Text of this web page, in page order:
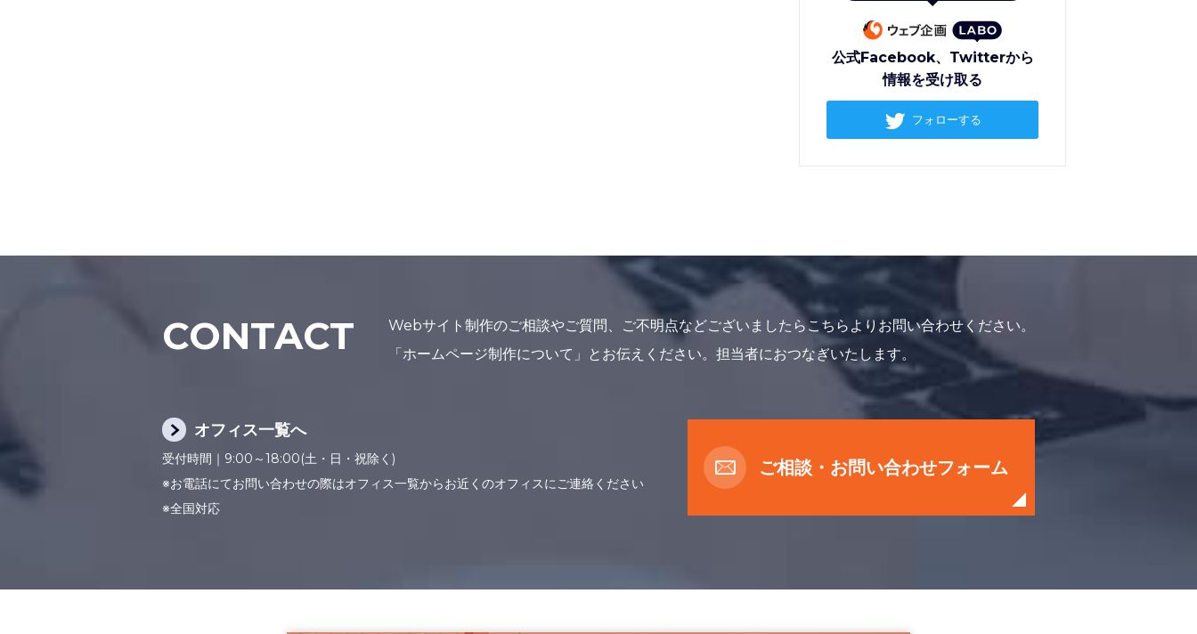
公式Facebook、Twitterから
情報を受け取る
フォローする
CONTACT
Webサイト制作のご相談やご質問、ご不明点などございましたらこちらよりお問い合わせください。
「ホームページ制作について」とお伝えください。担当者におつなぎいたします。
オフィス一覧へ
受付時間｜9:00～18:00(土・日・祝除く)
※お電話にてお問い合わせの際はオフィス一覧からお近くのオフィスにご連絡ください
※全国対応
ご相談・お問い合わせフォーム